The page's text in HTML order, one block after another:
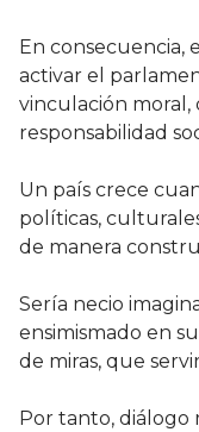
En consecuencia,
activar el
vinculación
responsabilidad
Un país crece
políticas,
de manera
Sería necio
ensimismado en
de miras, que
Por tanto, diálogo